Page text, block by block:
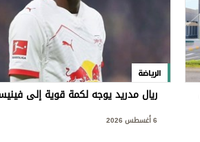
الرياضة
ريال مدريد يوجه لكمة قوية إلى
6 أغسطس 2026